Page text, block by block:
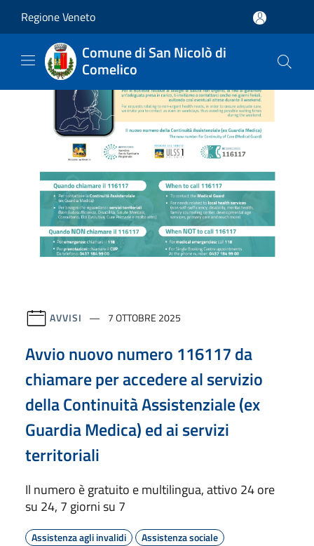
Regione Veneto
Comune di San Nicolò di
Comelico
AVVISI 7 OTTOBRE 2025
Avvio nuovo numero 116117 da
chiamare per accedere al servizio
della Continuità Assistenziale (ex
Guardia Medica) ed ai servizi
territoriali
Il numero è gratuito e multilingua, attivo 24 ore
su 24, 7 giorni su 7
Assistenza agli invalidi Assistenza sociale